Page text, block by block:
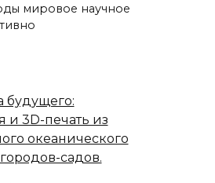
мировое научное